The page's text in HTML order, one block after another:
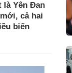
Yên Đan
cả hai
biến